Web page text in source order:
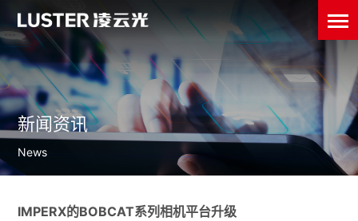
新闻资讯
News
IMPERX的BOBCAT系列相机平台升级